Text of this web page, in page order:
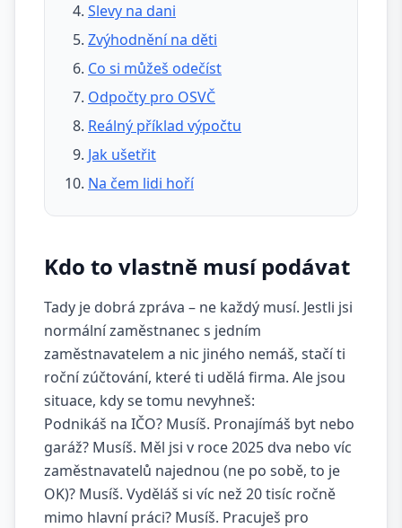
Slevy na dani
Zvýhodnění na děti
Co si můžeš odečíst
Odpočty pro OSVČ
Reálný příklad výpočtu
Jak ušetřit
Na čem lidi hoří
Kdo to vlastně musí podávat
Tady je dobrá zpráva – ne každý musí. Jestli jsi
normální zaměstnanec s jedním
zaměstnavatelem a nic jiného nemáš, stačí ti
roční zúčtování, které ti udělá firma. Ale jsou
situace, kdy se tomu nevyhneš:
Podnikáš na IČO? Musíš. Pronajímáš byt nebo
garáž? Musíš. Měl jsi v roce 2025 dva nebo víc
zaměstnavatelů najednou (ne po sobě, to je
OK)? Musíš. Vyděláš si víc než 20 tisíc ročně
mimo hlavní práci? Musíš. Pracuješ pro